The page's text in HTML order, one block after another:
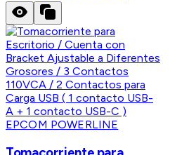
EPCOM POWERLINE